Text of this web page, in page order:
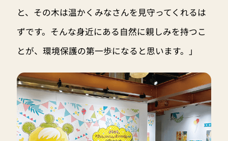
と、その木は温かくみなさんを見守ってくれるは
ずです。そんな身近にある自然に親しみを持つこ
とが、環境保護の第一歩になると思います。」